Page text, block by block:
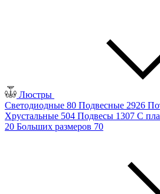
Люстры
Светодиодные 80 Подвесные 2926
Хрустальные 504 Подвесы 1307 С
20 Больших размеров 70